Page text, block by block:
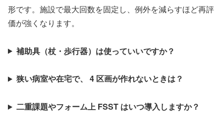
形です。施設で最大回数を固定し、例外を減らすほど再評
価が強くなります。
補助具（杖・歩行器）は使っていいですか？
狭い病室や在宅で、 4 区画が作れないときは？
二重課題やフォーム上 FSST はいつ導入しますか？